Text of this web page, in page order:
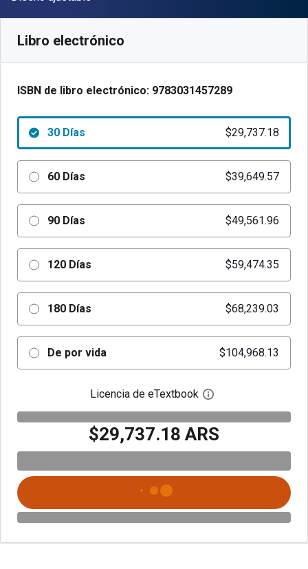
Libro electrónico
ISBN de libro electrónico: 9783031457289
30 Días $29,737.18
60 Días $39,649.57
90 Días $49,561.96
120 Días $59,474.35
180 Días $68,239.03
De por vida $104,968.13
Licencia de eTextbook Abre el cuadro de
$29,737.18 ARS